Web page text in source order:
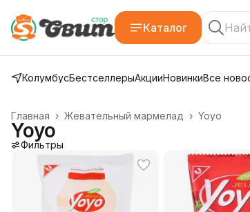
Каталог
КолумбусБестселлерыАкцииНовинкиВсе
Yoyo
Жевательный мармелад ›
Главная ›
Yoyo
Фильтры